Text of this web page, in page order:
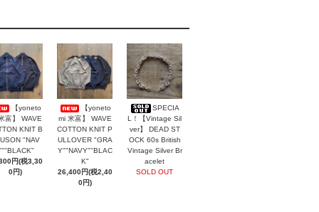
【yoneto
富】 WAVE
KNIT B
"NAV
円(税3,30
0円)
【yoneto
mi 米富】 WAVE
COTTON KNIT P
ULLOVER "GRA
Y""NAVY""BLAC
K"
26,400円(税2,40
0円)
SPECIA
L！【Vintage Sil
ver】 DEAD ST
OCK 60s British
Vintage Silver Br
acelet
SOLD OUT